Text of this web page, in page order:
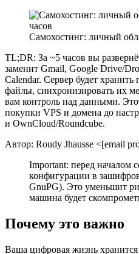
Самохостинг: личный
TL;DR: За ~5 часов вы
заменит Gmail, Google Drive/
Calendar. Сервер будет
файлы, синхронизировать их
вам контроль над данными.
покупки VPS и домена до
и OwnCloud/Roundcube.
Автор: Roudy Jhausse <[email
Important: перед началом
конфигурации в
GnuPG). Это уменьшит
машина будет
Почему это важно
Ваша цифровая жизнь